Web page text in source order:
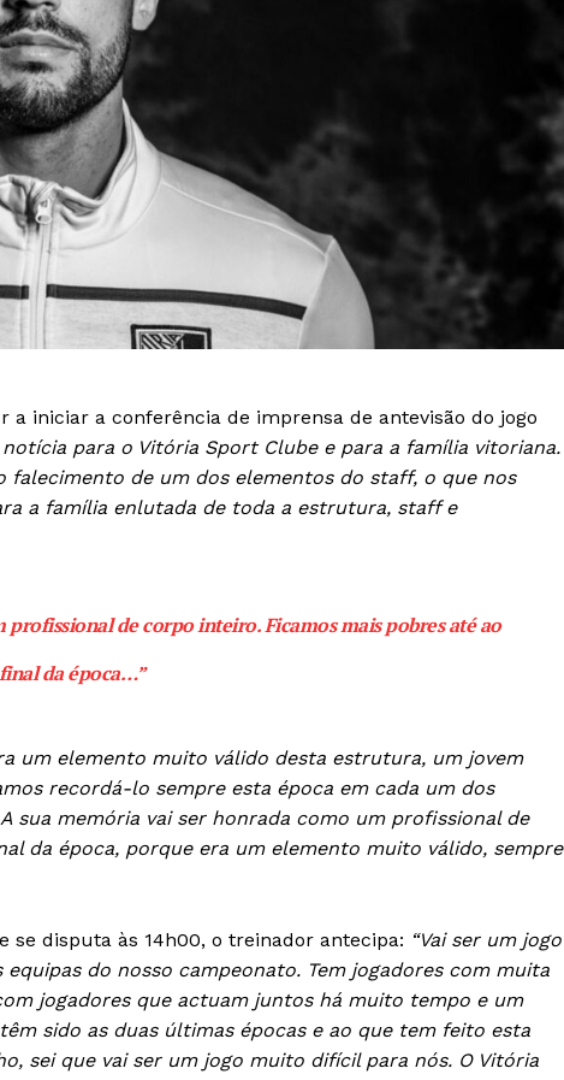
agora!
Institucional
Artigos
Edição Digital
Publicidade
iniciar a conferência de imprensa de antevisão do jogo
notícia para o Vitória Sport Clube e para a família vitoriana.
de um dos elementos do staff, o que nos
a família enlutada de toda a estrutura, staff e
de corpo inteiro. Ficamos mais pobres até ao
final da época…”
um elemento muito válido desta estrutura, um jovem
recordá-lo sempre esta época em cada um dos
sua memória vai ser honrada como um profissional de
da época, porque era um elemento muito válido, sempre
se disputa às 14h00, o treinador antecipa: “Vai ser um jogo
do nosso campeonato. Tem jogadores com muita
jogadores que actuam juntos há muito tempo e um
sido as duas últimas épocas e ao que tem feito esta
sei que vai ser um jogo muito difícil para nós. O Vitória